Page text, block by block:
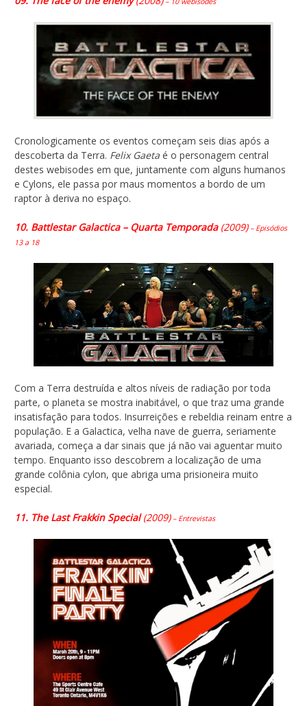
Cronologicamente os eventos começam seis dias após a
descoberta da Terra. Felix Gaeta é o personagem central
destes webisodes em que, juntamente com alguns humanos
e Cylons, ele passa por maus momentos a bordo de um
raptor à deriva no espaço.
10. Battlestar Galactica – Quarta Temporada(2009)– Episódios
13 a 18
Com a Terra destruída e altos níveis de radiação por toda
parte, o planeta se mostra inabitável, o que traz uma grande
insatisfação para todos. Insurreições e rebeldia reinam entre a
população. E a Galactica, velha nave de guerra, seriamente
avariada, começa a dar sinais que já não vai aguentar muito
tempo. Enquanto isso descobrem a localização de uma
grande colônia cylon, que abriga uma prisioneira muito
especial.
11. The Last Frakkin Special(2009)– Entrevistas